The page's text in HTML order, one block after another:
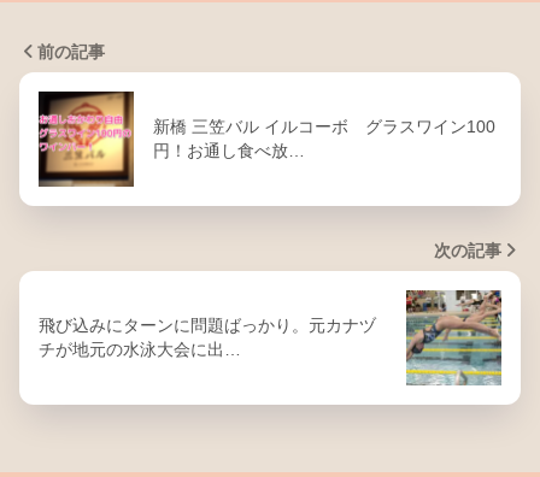
前の記事
新橋 三笠バル イルコーボ グラスワイン100
円！お通し食べ放…
次の記事
飛び込みにターンに問題ばっかり。元カナヅ
チが地元の水泳大会に出…